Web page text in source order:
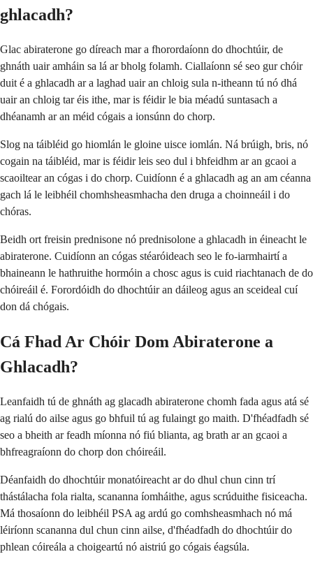
ghlacadh?
Glac abiraterone go díreach mar a fhorordaíonn do dhochtúir, de
ghnáth uair amháin sa lá ar bholg folamh. Ciallaíonn sé seo gur chóir
duit é a ghlacadh ar a laghad uair an chloig sula n-itheann tú nó dhá
uair an chloig tar éis ithe, mar is féidir le bia méadú suntasach a
dhéanamh ar an méid cógais a ionsúnn do chorp.
Slog na táibléid go hiomlán le gloine uisce iomlán. Ná brúigh, bris, nó
cogain na táibléid, mar is féidir leis seo dul i bhfeidhm ar an gcaoi a
scaoiltear an cógas i do chorp. Cuidíonn é a ghlacadh ag an am céanna
gach lá le leibhéil chomhsheasmhacha den druga a choinneáil i do
chóras.
Beidh ort freisin prednisone nó prednisolone a ghlacadh in éineacht le
abiraterone. Cuidíonn an cógas stéaróideach seo le fo-iarmhairtí a
bhaineann le hathruithe hormóin a chosc agus is cuid riachtanach de do
chóireáil é. Forordóidh do dhochtúir an dáileog agus an sceideal cuí
don dá chógais.
Cá Fhad Ar Chóir Dom Abiraterone a
Ghlacadh?
Leanfaidh tú de ghnáth ag glacadh abiraterone chomh fada agus atá sé
ag rialú do ailse agus go bhfuil tú ag fulaingt go maith. D'fhéadfadh sé
seo a bheith ar feadh míonna nó fiú blianta, ag brath ar an gcaoi a
bhfreagraíonn do chorp don chóireáil.
Déanfaidh do dhochtúir monatóireacht ar do dhul chun cinn trí
thástálacha fola rialta, scananna íomháithe, agus scrúduithe fisiceacha.
Má thosaíonn do leibhéil PSA ag ardú go comhsheasmhach nó má
léiríonn scananna dul chun cinn ailse, d'fhéadfadh do dhochtúir do
phlean cóireála a choigeartú nó aistriú go cógais éagsúla.